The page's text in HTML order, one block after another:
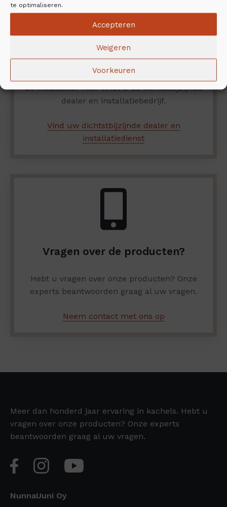
te optimaliseren.
Accepteren
Weigeren
Voorkeuren
Vind uw dichtstbijzijnde dealer en
installatiedienst
Wilt u het NunnaUuni-assortiment van
dichtbij verkennen? Hebt u hulp nodig met
de installatie? Hier vindt u de dichtstbijzijnde
dealer en installatiebedrijf.
Vind uw dichtstbijzijnde dealer en
installatiedienst
Vragen over de producten?
Hebt u vragen over onze producten? Onze
experts beantwoorden graag al uw vragen.
Neem contact met ons op
Meer dan honderd jaar ervaring in kachels. Hebt u
vragen over onze producten? Onze experts
beantwoorden graag al uw vragen.
NunnaUuni Oy